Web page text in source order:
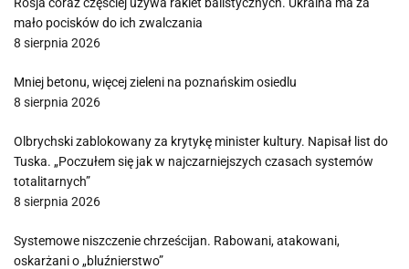
mało pocisków do ich zwalczania
8 sierpnia 2026
Mniej betonu, więcej zieleni na poznańskim osiedlu
8 sierpnia 2026
Olbrychski zablokowany za krytykę minister kultury. Napisał list do
Tuska. „Poczułem się jak w najczarniejszych czasach systemów
totalitarnych”
8 sierpnia 2026
Systemowe niszczenie chrześcijan. Rabowani, atakowani,
oskarżani o „bluźnierstwo”